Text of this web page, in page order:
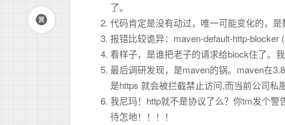
了。
代码肯定是没有动过，唯一可能变化的，是
报错比较诡异：maven-default-http-blocker (
看样子，是谁把老子的请求给block住了。
最后调研发现，是maven的锅。maven在
是https 就会被拦截禁止访问,而当前公司私
我尼玛！http就不是协议了么？你tm发个
待怎地！！！！